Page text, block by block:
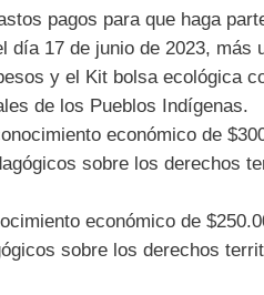
pagos para que haga
día 17 de junio de 2023, más
y el Kit bolsa ecológica
de los Pueblos Indígenas.
económico de
sobre los derechos
económico de
sobre los derechos